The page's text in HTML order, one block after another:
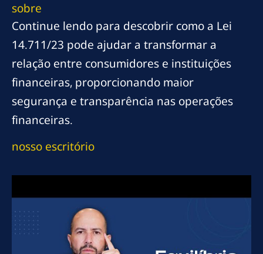
sobre
Continue lendo para descobrir como a Lei
14.711/23 pode ajudar a transformar a
relação entre consumidores e instituições
financeiras, proporcionando maior
segurança e transparência nas operações
financeiras.
nosso escritório